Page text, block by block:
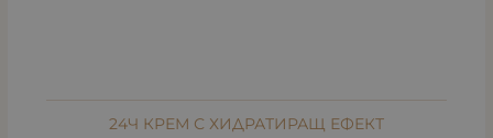
24Ч КРЕМ С ХИДРАТИРАЩ ЕФЕКТ